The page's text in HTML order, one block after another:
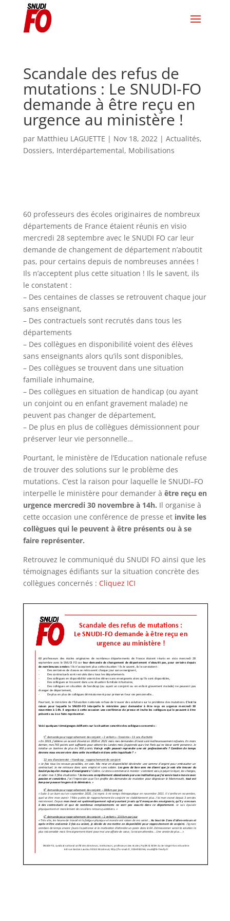
Scandale des refus de
mutations : Le SNUDI-FO
demande à être reçu en
urgence au ministère !
par Matthieu LAGUETTE | Nov 18, 2022| Actualités,
Dossiers, Interdépartemental, Mobilisations
60 professeurs des écoles originaires de nombreux
départements de France étaient réunis en visio
mercredi 28 septembre avec le SNUDI FO car leur
demande de changement de département n’aboutit
pas, pour certains depuis de nombreuses années !
Ils n’acceptent plus cette situation ! Ils le savent, ils
le constatent :
– Des centaines de classes se retrouvent chaque jour
sans enseignant,
– Des contractuels sont recrutés dans tous les
départements
– Des collègues en disponibilité voient des élèves
sans enseignants alors qu’ils sont disponibles,
– Des collègues se trouvent dans une situation
familiale inhumaine,
– Des collègues en situation de handicap (ou ayant
un conjoint ou en enfant gravement malade) ne
peuvent pas changer de département,
– De plus en plus de collègues démissionnent pour
préserver leur vie personnelle…
Pourtant, le ministère de l’Education nationale refuse
de trouver des solutions sur le problème des
mutations. C’est la raison pour laquelle le SNUDI–FO
interpelle le ministère pour demander à être reçu en
urgence mercredi 30 novembre à 14h. Il organise à
cette occasion une conférence de presse et invite les
collègues qui le peuvent à être présents ou à se
faire représenter.
Retrouvez le communiqué du SNUDI FO ainsi que les
témoignages édifiants sur la situation concrète des
collègues concernés : Cliquez ICI